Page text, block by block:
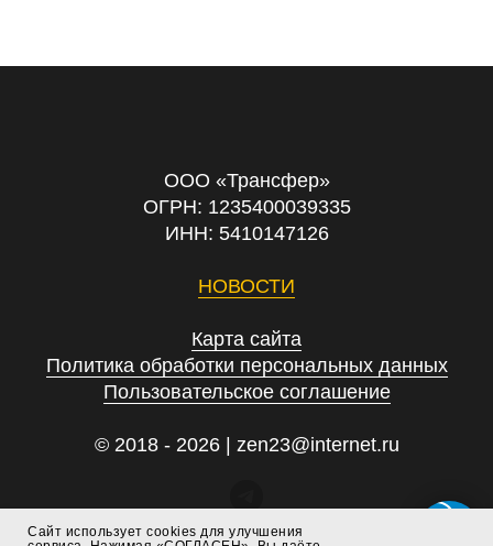
ООО «Трансфер»
ОГРН: 1235400039335
ИНН: 5410147126
НОВОСТИ
Карта сайта
Политика обработки персональных данных
Пользовательское соглашение
© 2018 - 2026 | zen23@internet.ru
Сайт использует cookies для улучшения